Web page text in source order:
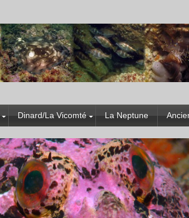
Dinard/La Vicomté La Neptune